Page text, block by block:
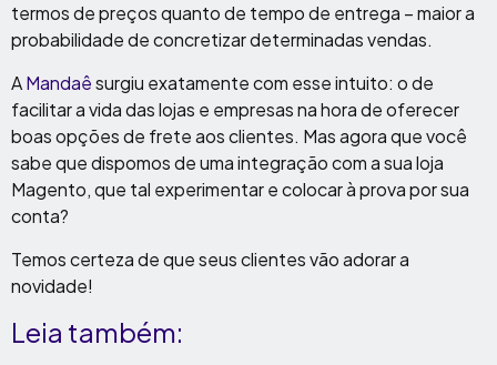
termos de preços quanto de tempo de entrega – maior a
probabilidade de concretizar determinadas vendas.
AMandaêsurgiu exatamente com esse intuito: o de
facilitar a vida das lojas e empresas na hora de oferecer
boas opções de frete aos clientes. Mas agora que você
sabe que dispomos de uma integração com a sua loja
Magento, que tal experimentar e colocar à prova por sua
conta?
Temos certeza de que seus clientes vão adorar a
novidade!
Leia também: